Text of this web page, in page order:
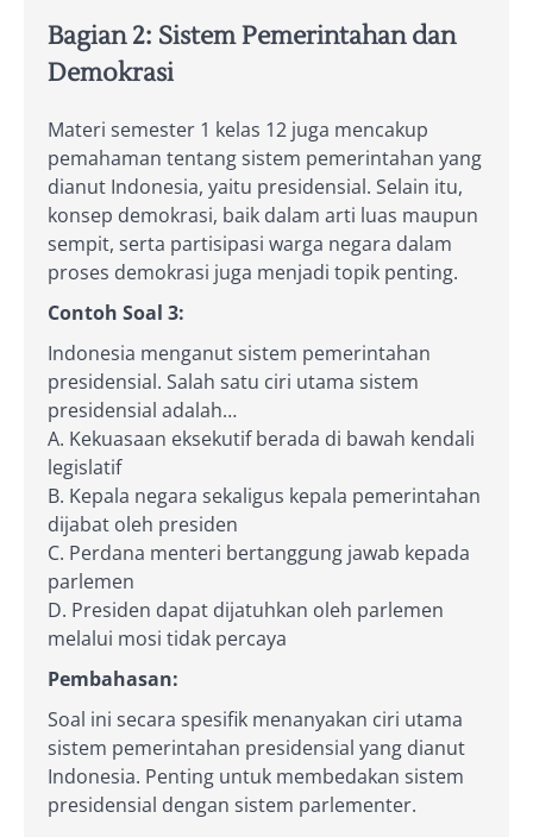
Bagian 2: Sistem Pemerintahan dan
Demokrasi
Materi semester 1 kelas 12 juga mencakup
pemahaman tentang sistem pemerintahan yang
dianut Indonesia, yaitu presidensial. Selain itu,
konsep demokrasi, baik dalam arti luas maupun
sempit, serta partisipasi warga negara dalam
proses demokrasi juga menjadi topik penting.
Contoh Soal 3:
Indonesia menganut sistem pemerintahan
presidensial. Salah satu ciri utama sistem
presidensial adalah…
A. Kekuasaan eksekutif berada di bawah kendali
legislatif
B. Kepala negara sekaligus kepala pemerintahan
dijabat oleh presiden
C. Perdana menteri bertanggung jawab kepada
parlemen
D. Presiden dapat dijatuhkan oleh parlemen
melalui mosi tidak percaya
Pembahasan:
Soal ini secara spesifik menanyakan ciri utama
sistem pemerintahan presidensial yang dianut
Indonesia. Penting untuk membedakan sistem
presidensial dengan sistem parlementer.